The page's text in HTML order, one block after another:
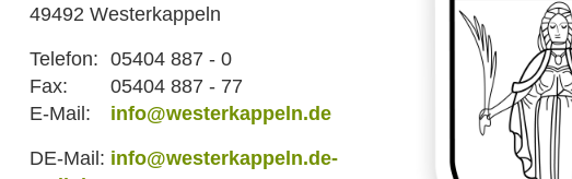
49492 Westerkappeln
Telefon: 05404 887 - 0
Fax:
05404 887 - 77
E-Mail:
info@westerkappeln.de
DE-Mail: info@westerkappeln.de-